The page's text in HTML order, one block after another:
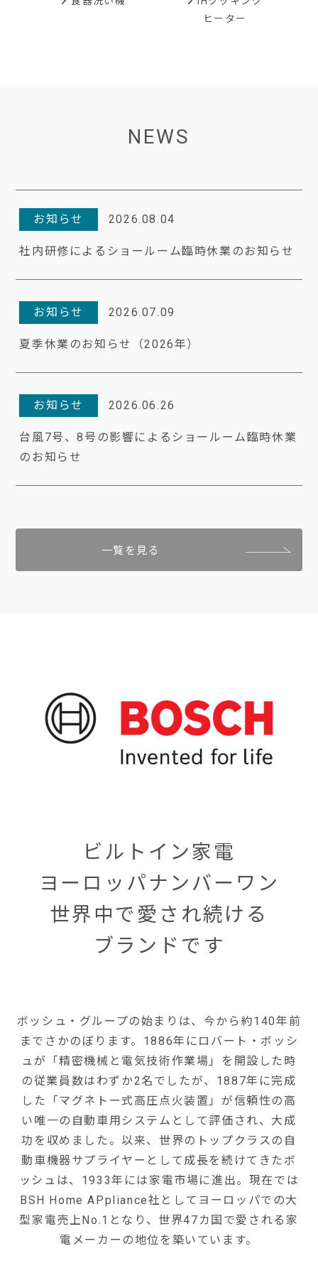
ヒーター
NEWS
お知らせ 2026.08.04
社内研修によるショールーム臨時休業のお知らせ
お知らせ 2026.07.09
夏季休業のお知らせ（2026年）
お知らせ 2026.06.26
台風7号、8号の影響によるショールーム臨時休業
のお知らせ
一覧を見る
ビルトイン家電
ヨーロッパナンバーワン
世界中で愛され続ける
ブランドです
ボッシュ・グループの始まりは、今から約140年前
までさかのぼります。1886年にロバート・ボッシ
ュが「精密機械と電気技術作業場」を開設した時
の従業員数はわずか2名でしたが、1887年に完成
した「マグネトー式高圧点火装置」が信頼性の高
い唯一の自動車用システムとして評価され、大成
功を収めました。以来、世界のトップクラスの自
動車機器サプライヤーとして成長を続けてきたボ
ッシュは、1933年には家電市場に進出。現在では
BSH Home APpliance社としてヨーロッパでの大
型家電売上No.1となり、世界47カ国で愛される家
電メーカーの地位を築いています。